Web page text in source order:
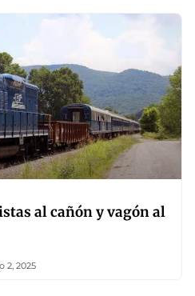
al cañón y vagón al
2, 2025